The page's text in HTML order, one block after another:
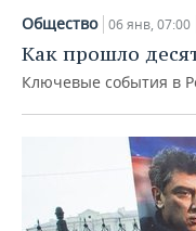
ДЕКЛАРАЦИИ О
КОРОЛИ
ВУЗЫ ТАТАРСТАНА
КОМУ
ТОРГОВЫЕ ЦЕНТРЫ
ТАТАРСТАНА
НОВОСТИ
ФИНАНСЫ
БАНКИ
ИНВЕСТИЦИИ
ПРОМЫШЛЕННОСТЬ
НОВОСТИ
МАШИНОСТРОЕНИЕ
НЕДВИЖИМОСТЬ
НОВОСТИ
НОВОСТИ АВТО
НОВОСТИ БИЗНЕСА
ТЕХНОЛОГИИ
Общество 06 янв, 07:00
Как прошло
Ключевые события в